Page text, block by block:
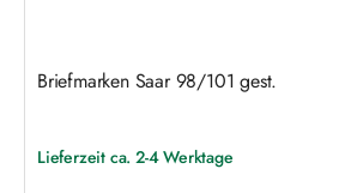
Briefmarken Saar 98/101 gest.
Lieferzeit ca. 2-4 Werktage